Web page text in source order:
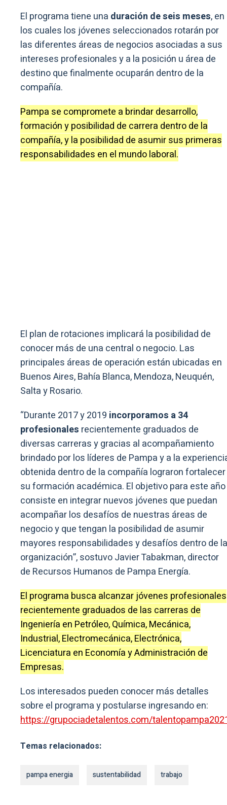
El programa tiene una duración de seis meses, en
los cuales los jóvenes seleccionados rotarán por
las diferentes áreas de negocios asociadas a sus
intereses profesionales y a la posición u área de
destino que finalmente ocuparán dentro de la
compañía.
Pampa se compromete a brindar desarrollo,
formación y posibilidad de carrera dentro de la
compañía, y la posibilidad de asumir sus primeras
responsabilidades en el mundo laboral.
El plan de rotaciones implicará la posibilidad de
conocer más de una central o negocio. Las
principales áreas de operación están ubicadas en
Buenos Aires, Bahía Blanca, Mendoza, Neuquén,
Salta y Rosario.
“Durante 2017 y 2019 incorporamos a 34
profesionales recientemente graduados de
diversas carreras y gracias al acompañamiento
brindado por los líderes de Pampa y a la
obtenida dentro de la compañía lograron fortalecer
su formación académica. El objetivo para este año
consiste en integrar nuevos jóvenes que puedan
acompañar los desafíos de nuestras áreas de
negocio y que tengan la posibilidad de asumir
mayores responsabilidades y desafíos dentro de la
organización”, sostuvo Javier Tabakman, director
de Recursos Humanos de Pampa Energía.
El programa busca alcanzar jóvenes profesionales
recientemente graduados de las carreras de
Ingeniería en Petróleo, Química, Mecánica,
Industrial, Electromecánica, Electrónica,
Licenciatura en Economía y Administración de
Empresas.
Los interesados pueden conocer más detalles
sobre el programa y postularse ingresando en:
https://grupociadetalentos.com/
Temas relacionados:
pampa energia sustentabilidad trabajo